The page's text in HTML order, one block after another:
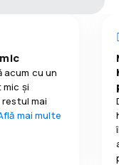
acum cu un
și
mai
mai multe